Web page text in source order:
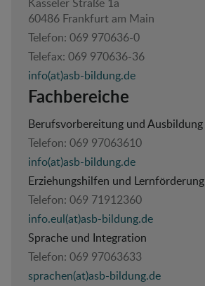
60486 Frankfurt am Main
Telefon: 069 970636-0
Telefax: 069 970636-36
info(at)asb-bildung.de
Fachbereiche
Berufsvorbereitung und Ausbildung
Telefon: 069 97063610
info(at)asb-bildung.de
Erziehungshilfen und Lernförderung
Telefon: 069 71912360
info.eul(at)asb-bildung.de
Sprache und Integration
Telefon: 069 97063633
sprachen(at)asb-bildung.de